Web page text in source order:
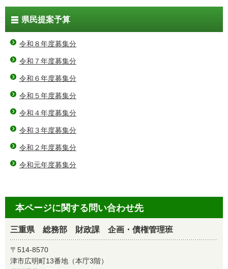
県民提案予算
令和８年度募集分
令和７年度募集分
令和６年度募集分
令和５年度募集分
令和４年度募集分
令和３年度募集分
令和２年度募集分
令和元年度募集分
本ページに関する問い合わせ先
三重県 総務部 財政課 企画・債権管理班
〒514-8570
津市広明町13番地（本庁3階）